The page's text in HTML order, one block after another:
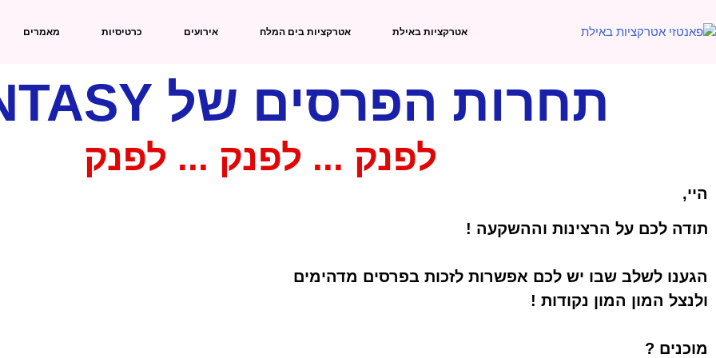
אטרקציות באילת אטרקציות בים המלח אירועים כרטיסיות מאמרים
תחרות הפרסים של FUNTASY
לפנק ... לפנק ... לפנק
היי,
תודה לכם על הרצינות וההשקעה !
הגענו לשלב שבו יש לכם אפשרות לזכות בפרסים מדהימים
ולנצל המון המון נקודות !
מוכנים ?